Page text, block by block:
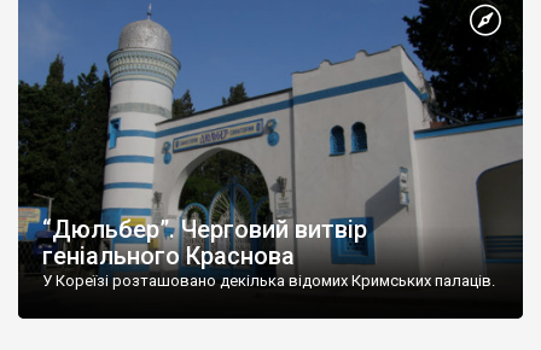
“Дюльбер”. Черговий витвір
геніального Краснова
У Кореїзі розташовано декілька відомих Кримських палаців.